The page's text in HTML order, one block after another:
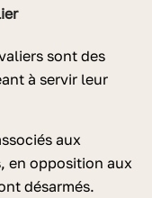
sont des
à servir leur
aux
en opposition aux
désarmés.